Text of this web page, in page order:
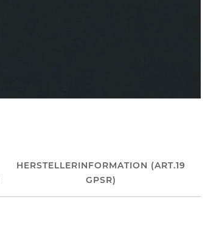
HERSTELLERINFORMATION (ART.19
GPSR)